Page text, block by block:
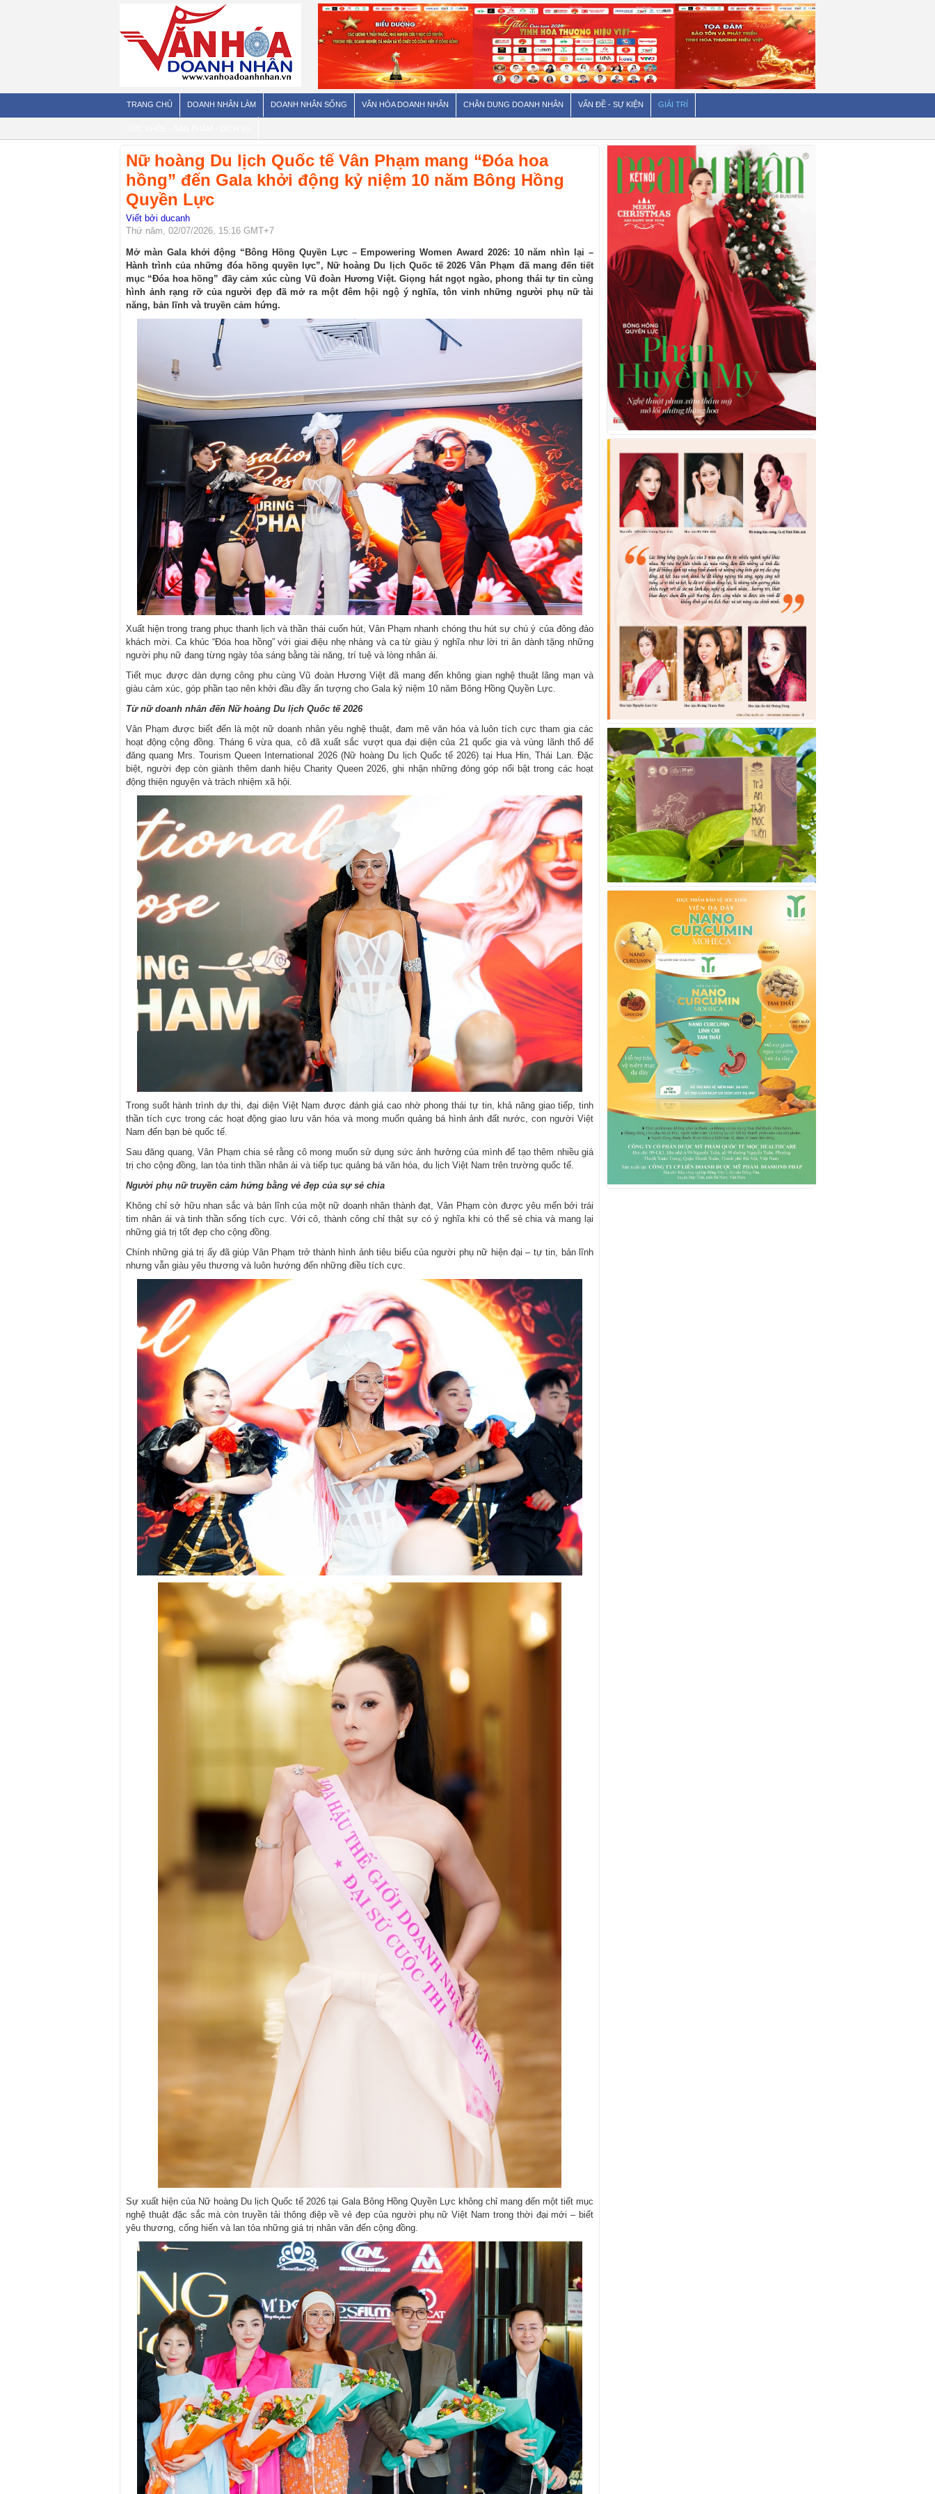
TRANG CHỦ DOANH NHÂN LÀM DOANH NHÂN SỐNG VĂN HÓA DOANH NHÂN CHÂN DUNG DOANH NHÂN VẤN ĐỀ - SỰ KIỆN GIẢI TRÍ
Nữ hoàng Du lịch Quốc tế Vân Phạm mang “Đóa hoa
hồng” đến Gala khởi động kỷ niệm 10 năm Bông Hồng
Quyền Lực
Viết bởi ducanh
Thứ năm, 02/07/2026, 15:16 GMT+7
Mở màn Gala khởi động “Bông Hồng Quyền Lực – Empowering Women Award 2026: 10 năm nhìn lại –
Hành trình của những đóa hồng quyền lực”, Nữ hoàng Du lịch Quốc tế 2026 Vân Phạm đã mang đến tiết
mục “Đóa hoa hồng” đầy cảm xúc cùng Vũ đoàn Hương Việt. Giọng hát ngọt ngào, phong thái tự tin cùng
hình ảnh rạng rỡ của người đẹp đã mở ra một đêm hội ngộ ý nghĩa, tôn vinh những người phụ nữ tài
năng, bản lĩnh và truyền cảm hứng.
Xuất hiện trong trang phục thanh lịch và thần thái cuốn hút, Vân Phạm nhanh chóng thu hút sự chú ý của đông đảo
khách mời. Ca khúc “Đóa hoa hồng” với giai điệu nhẹ nhàng và ca từ giàu ý nghĩa như lời tri ân dành tặng những
người phụ nữ đang từng ngày tỏa sáng bằng tài năng, trí tuệ và lòng nhân ái.
Tiết mục được dàn dựng công phu cùng Vũ đoàn Hương Việt đã mang đến không gian nghệ thuật lãng mạn và
giàu cảm xúc, góp phần tạo nên khởi đầu đầy ấn tượng cho Gala kỷ niệm 10 năm Bông Hồng Quyền Lực.
Từ nữ doanh nhân đến Nữ hoàng Du lịch Quốc tế 2026
Vân Phạm được biết đến là một nữ doanh nhân yêu nghệ thuật, đam mê văn hóa và luôn tích cực tham gia các
hoạt động cộng đồng. Tháng 6 vừa qua, cô đã xuất sắc vượt qua đại diện của 21 quốc gia và vùng lãnh thổ để
đăng quang Mrs. Tourism Queen International 2026 (Nữ hoàng Du lịch Quốc tế 2026) tại Hua Hin, Thái Lan. Đặc
biệt, người đẹp còn giành thêm danh hiệu Charity Queen 2026, ghi nhận những đóng góp nổi bật trong các hoạt
động thiện nguyện và trách nhiệm xã hội.
Trong suốt hành trình dự thi, đại diện Việt Nam được đánh giá cao nhờ phong thái tự tin, khả năng giao tiếp, tinh
thần tích cực trong các hoạt động giao lưu văn hóa và mong muốn quảng bá hình ảnh đất nước, con người Việt
Nam đến bạn bè quốc tế.
Sau đăng quang, Vân Phạm chia sẻ rằng cô mong muốn sử dụng sức ảnh hưởng của mình để tạo thêm nhiều giá
trị cho cộng đồng, lan tỏa tinh thần nhân ái và tiếp tục quảng bá văn hóa, du lịch Việt Nam trên trường quốc tế.
Người phụ nữ truyền cảm hứng bằng vẻ đẹp của sự sẻ chia
Không chỉ sở hữu nhan sắc và bản lĩnh của một nữ doanh nhân thành đạt, Vân Phạm còn được yêu mến bởi trái
tim nhân ái và tinh thần sống tích cực. Với cô, thành công chỉ thật sự có ý nghĩa khi có thể sẻ chia và mang lại
những giá trị tốt đẹp cho cộng đồng.
Chính những giá trị ấy đã giúp Vân Phạm trở thành hình ảnh tiêu biểu của người phụ nữ hiện đại – tự tin, bản lĩnh
nhưng vẫn giàu yêu thương và luôn hướng đến những điều tích cực.
Sự xuất hiện của Nữ hoàng Du lịch Quốc tế 2026 tại Gala Bông Hồng Quyền Lực không chỉ mang đến một tiết mục
nghệ thuật đặc sắc mà còn truyền tải thông điệp về vẻ đẹp của người phụ nữ Việt Nam trong thời đại mới – biết
yêu thương, cống hiến và lan tỏa những giá trị nhân văn đến cộng đồng.